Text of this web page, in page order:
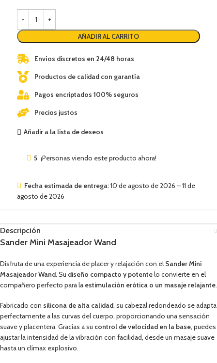
AÑADIR AL CARRITO
Envíos discretos en 24/48 horas
Productos de calidad con garantía
Pagos encriptados 100% seguros
Precios justos
Añadir a la lista de deseos
5 ¡Personas viendo este producto ahora!
Fecha estimada de entrega:10 de agosto de 2026 – 11 de
agosto de 2026
Descripción
Sander Mini Masajeador Wand
Disfruta de una experiencia de placer y relajación con el Sander Mini
Masajeador Wand. Su diseño compacto y potentelo convierte en el
compañero perfecto para la estimulación erótica o un masaje relajante.
Fabricado con silicona de alta calidad, su cabezal redondeado se adapta
perfectamente a las curvas del cuerpo, proporcionando una sensación
suave y placentera. Gracias a su control de velocidad en la base, puedes
ajustar la intensidad de la vibración con facilidad, desde un masaje suave
hasta un clímax explosivo.